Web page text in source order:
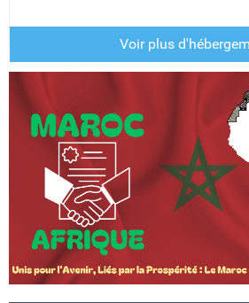
Voir plus